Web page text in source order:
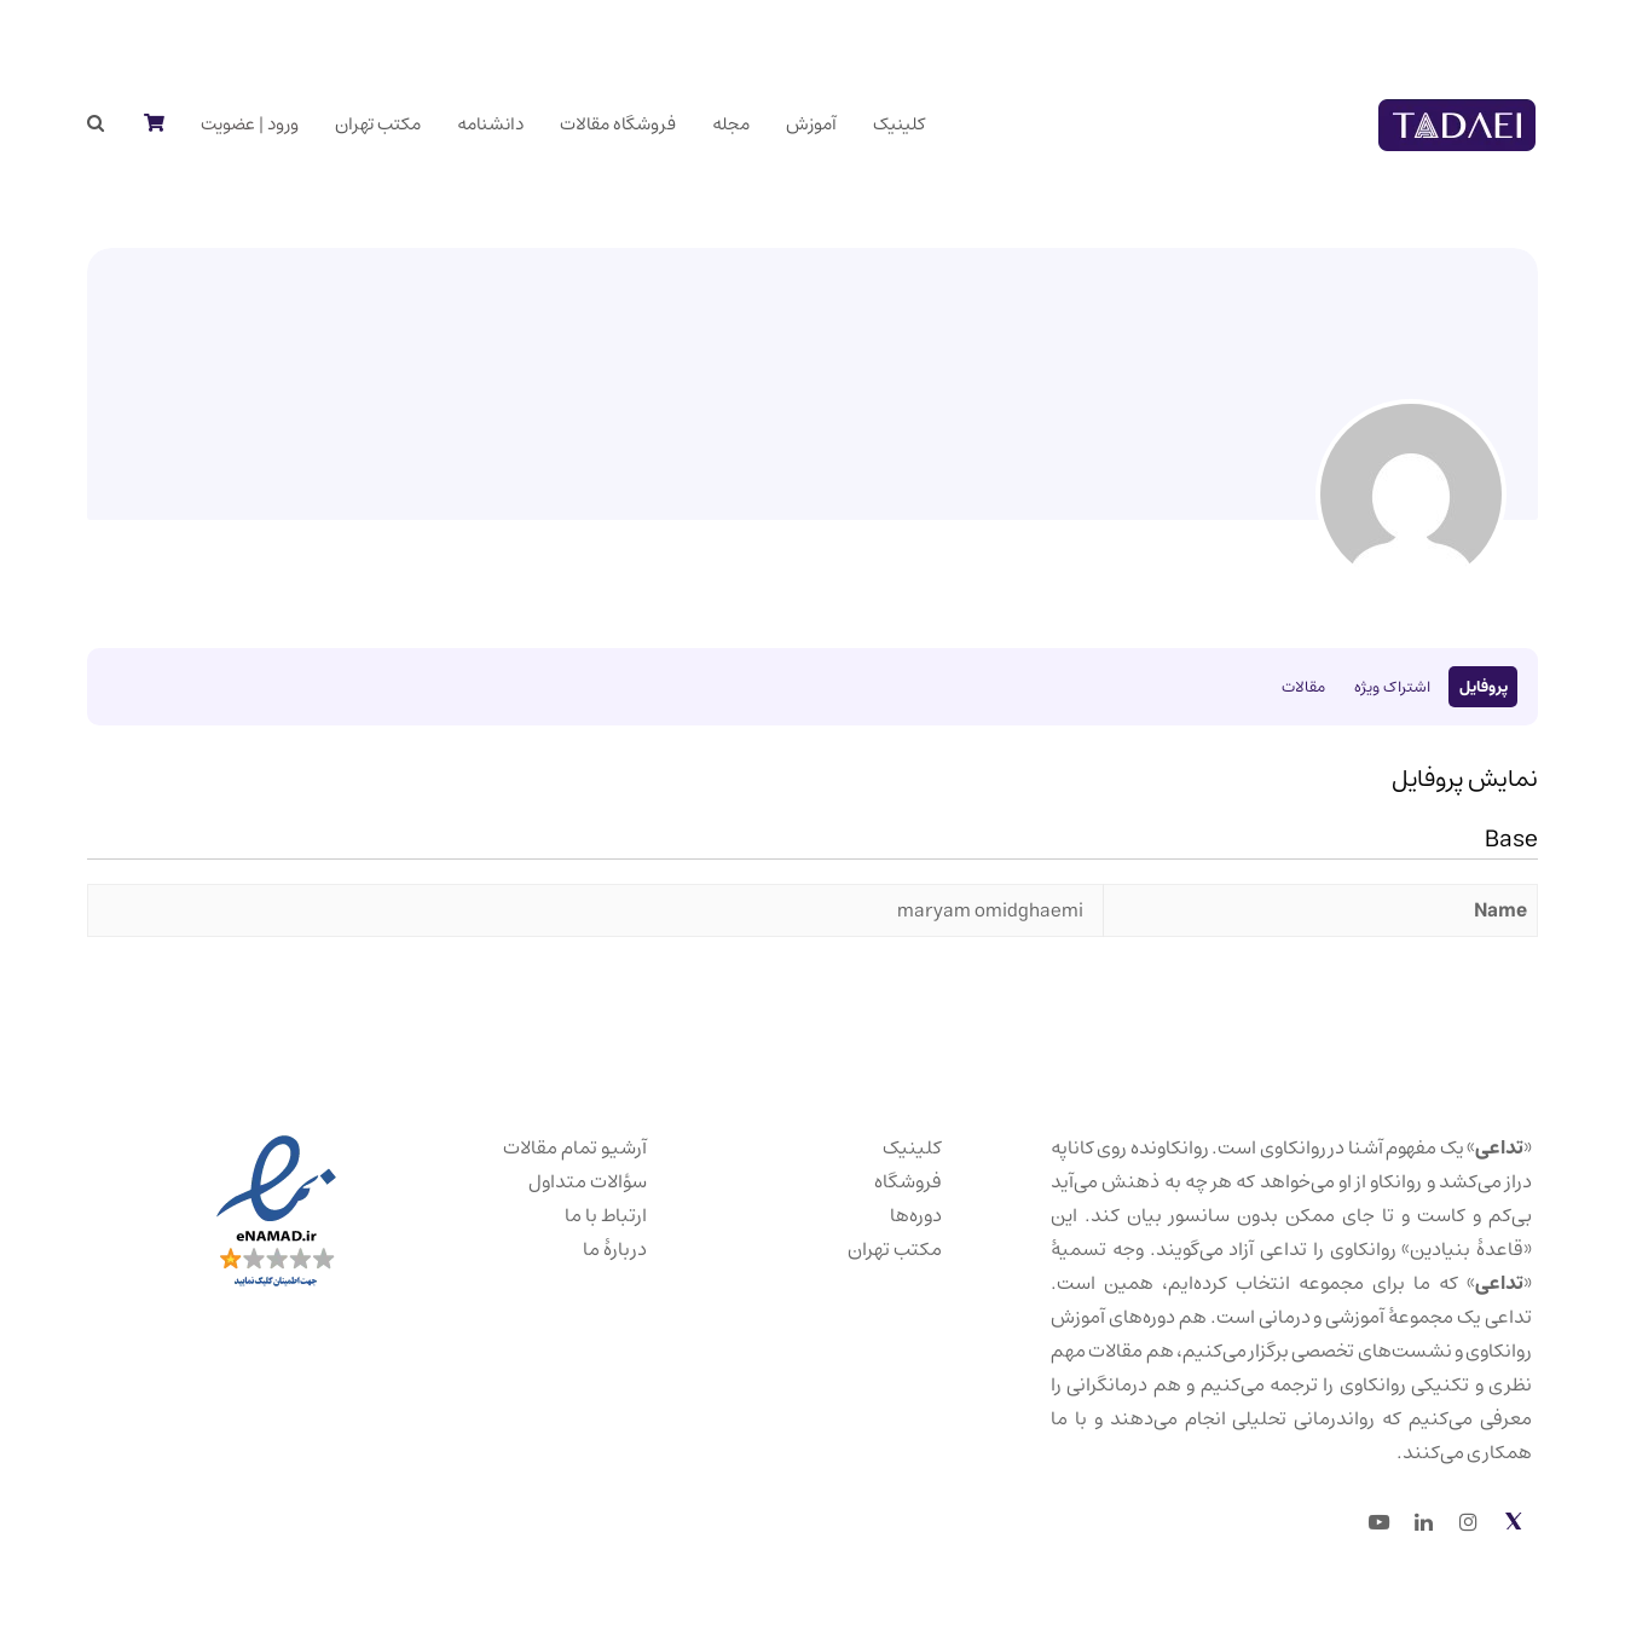
کلینیک آموزش مجله فروشگاه مقالات دانشنامه مکتب تهران ورود | عضویت
پروفایل اشتراک ویژه مقالات
نمایش پروفایل
Base
Name
maryam omidghaemi
«تداعی» یک مفهوم آشنا در روانکاوی است. روانکاونده روی کاناپه
دراز می‌کشد و روانکاو از او می‌خواهد که هر چه به ذهنش می‌آید
بی‌کم و کاست و تا جای ممکن بدون سانسور بیان کند. این
«قاعدهٔ بنیادین» روانکاوی را تداعی آزاد می‌گویند. وجه تسمیهٔ
«تداعی» که ما برای مجموعه انتخاب کرده‌ایم، همین است.
تداعی یک مجموعهٔ آموزشی و درمانی است. هم دوره‌های آموزش
روانکاوی و نشست‌های تخصصی برگزار می‌کنیم، هم مقالات مهم
نظری و تکنیکی روانکاوی را ترجمه می‌کنیم و هم درمانگرانی را
معرفی می‌کنیم که رواندرمانی تحلیلی انجام می‌دهند و با ما
همکاری می‌کنند.
Twitter
Instagram
LinkedIn
Youtube
کلینیک
فروشگاه
دوره‌ها
مکتب تهران
آرشیو تمام مقالات
سؤالات متداول
ارتباط با ما
دربارهٔ ما